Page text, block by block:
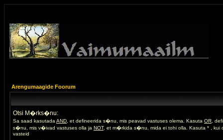
Arengumaagide Foorum
Otsi M�rks�nu:
Sa saad kasutada AND , et defineerida s�nu, mis peavad vastuses olema. Kasuta OR ,
s�nu, mis v�ivad vastuses olla ja NOT, et m�rkida s�nu, mida ei tohi olla. Kasuta * , kui
vasteid